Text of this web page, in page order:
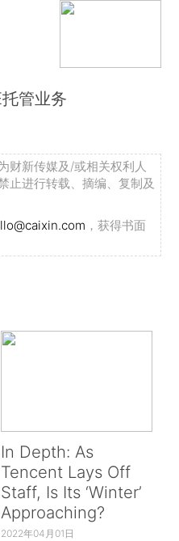
管业务
财新传媒及/或相关权利人
止进行转载、摘编、复制及
，获得书面
In Depth: As
Tencent Lays Off
Staff, Is Its ‘Winter’
Approaching?
2022年04月01日